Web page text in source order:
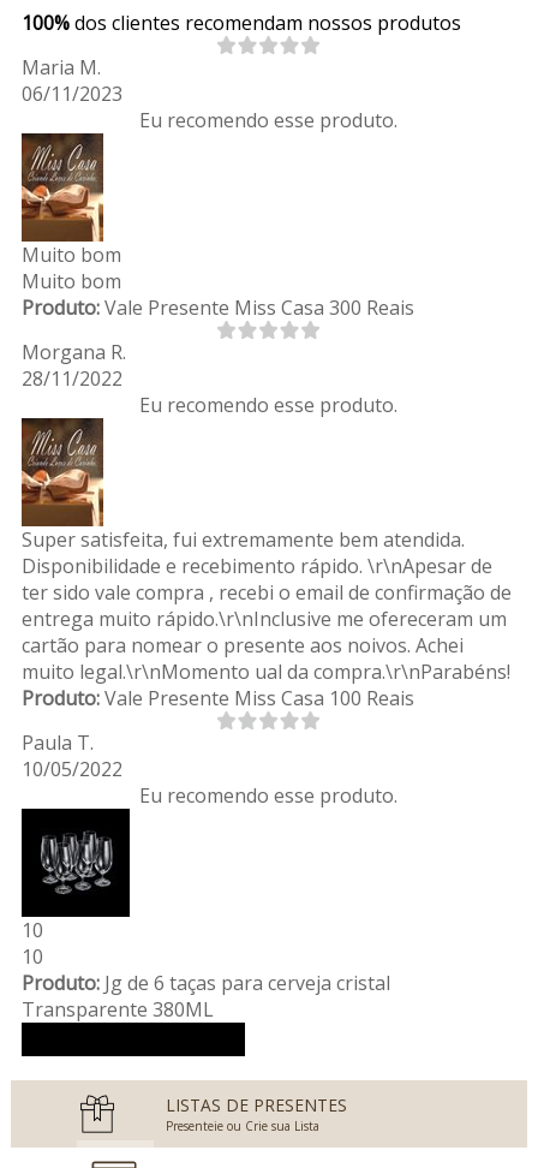
100% dos clientes recomendam nossos produtos
Maria M.
06/11/2023
Eu recomendo esse produto.
Muito bom
Muito bom
Produto:Vale Presente Miss Casa 300 Reais
Morgana R.
28/11/2022
Eu recomendo esse produto.
Super satisfeita, fui extremamente bem atendida.
Disponibilidade e recebimento rápido. \r\nApesar de
ter sido vale compra , recebi o email de confirmação de
entrega muito rápido.\r\nInclusive me ofereceram um
cartão para nomear o presente aos noivos. Achei
muito legal.\r\nMomento ual da compra.\r\nParabéns!
Produto:Vale Presente Miss Casa 100 Reais
Paula T.
10/05/2022
Eu recomendo esse produto.
10
10
Produto:Jg de 6 taças para cerveja cristal
Transparente 380ML
LISTAS DE PRESENTES
Presenteie ou Crie sua Lista